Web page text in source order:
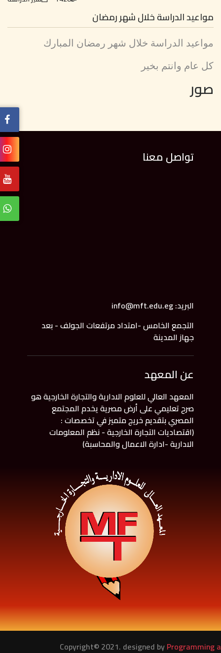
مواعيد الدراسة خلال شهر رمضان
مواعيد الدراسة خلال شهر رمضان المبارك
كل عام وانتم بخير
صور
تواصل معنا
البريد: info@mft.edu.eg
التجمع الخامس -امتداد مرتفعات الجولف - بعد
جهاز المدينة
عن المعهد
المعهد العالي للعلوم الادارية والتجارة الخارجية هو
صرح تعليمي على أرض مصرية يخدم المجتمع
المصري بتقديم خريج متميز في تخصصات :
(اقتصاديات التجارة الخارجية - نظم المعلومات
الادارية -ادارة الاعمال والمحاسبة)
Copyright© 2021. designed by Programming